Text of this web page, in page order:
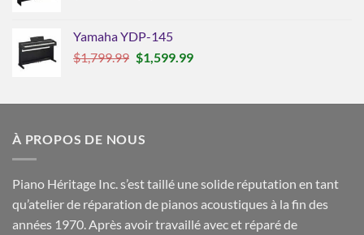
était :
$1,599.99.$1,499.99.
Yamaha YDP-145
$1,799.99 Le
était :
$1,599.99Le
est :
À PROPOS DE NOUS
Piano Héritage Inc. s’est taillé une solide réputation en tant
qu’atelier de réparation de pianos acoustiques à la fin des
années 1970. Après avoir travaillé avec et réparé de